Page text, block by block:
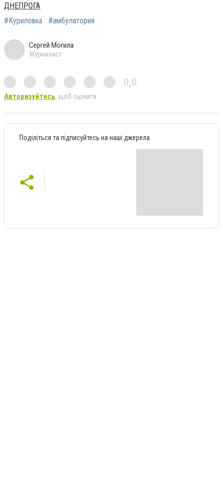
ДНЕПРОГА
#Куриловка
#амбулатория
Сергей Могила
Журналист
0,0
Авторизуйтесь, щоб оцінити
Поділіться та підписуйтесь на наші джерела